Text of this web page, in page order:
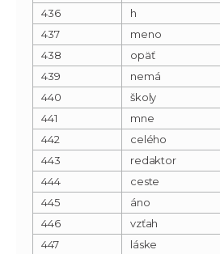
436 h
437
meno
438
opäť
439
nemá
440
školy
441
mne
442
celého
443
redaktor
444
ceste
445
áno
446
vzťah
447
láske